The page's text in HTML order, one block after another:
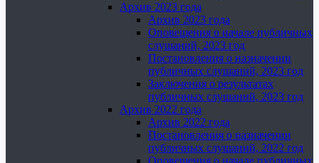
Архив 2023 года
Архив 2023 года
Оповещения о начале публичных
слушаний, 2023 год
Постановления о назначении
публичных слушаний, 2023 год
Заключения о результатах
публичных слушаний, 2023 год
Архив 2022 года
Архив 2022 года
Постановления о назначении
публичных слушаний, 2022 год
Оповещения о начале публичных